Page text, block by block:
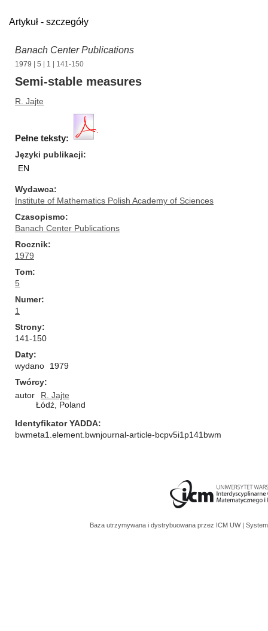
Artykuł - szczegóły
Banach Center Publications
1979 5 1 | 141-150
Semi-stable measures
R. Jajte
Pełne teksty:
Języki publikacji
EN
Wydawca
Institute of Mathematics Polish Academy of Sciences
Czasopismo
Banach Center Publications
Rocznik
1979
Tom
5
Numer
1
Strony
141-150
Daty
wydano
1979
Twórcy
autor
R. Jajte
Łódź, Poland
Identyfikator YADDA
bwmeta1.element.bwnjournal-article-bcpv5i1p141bwm
Baza utrzymywana i dystrybuowana przez ICM UW |